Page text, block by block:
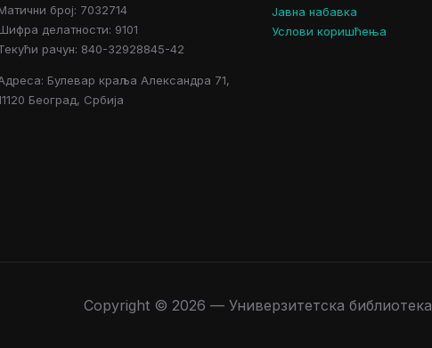
број: 7032714
делатности: 9101
рачун: 840-32928845-42
Булевар краља Александра 71,
Београд, Србија
Јавна набавка
Услови коришћења
Copyright © 2026 — Универзитетска библиотека